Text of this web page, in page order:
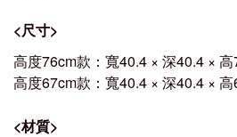
<尺寸>
高度76cm款：寬40.4 × 深40.4 ×
高度67cm款： 寬40.4 × 深40.4 ×
<材質>